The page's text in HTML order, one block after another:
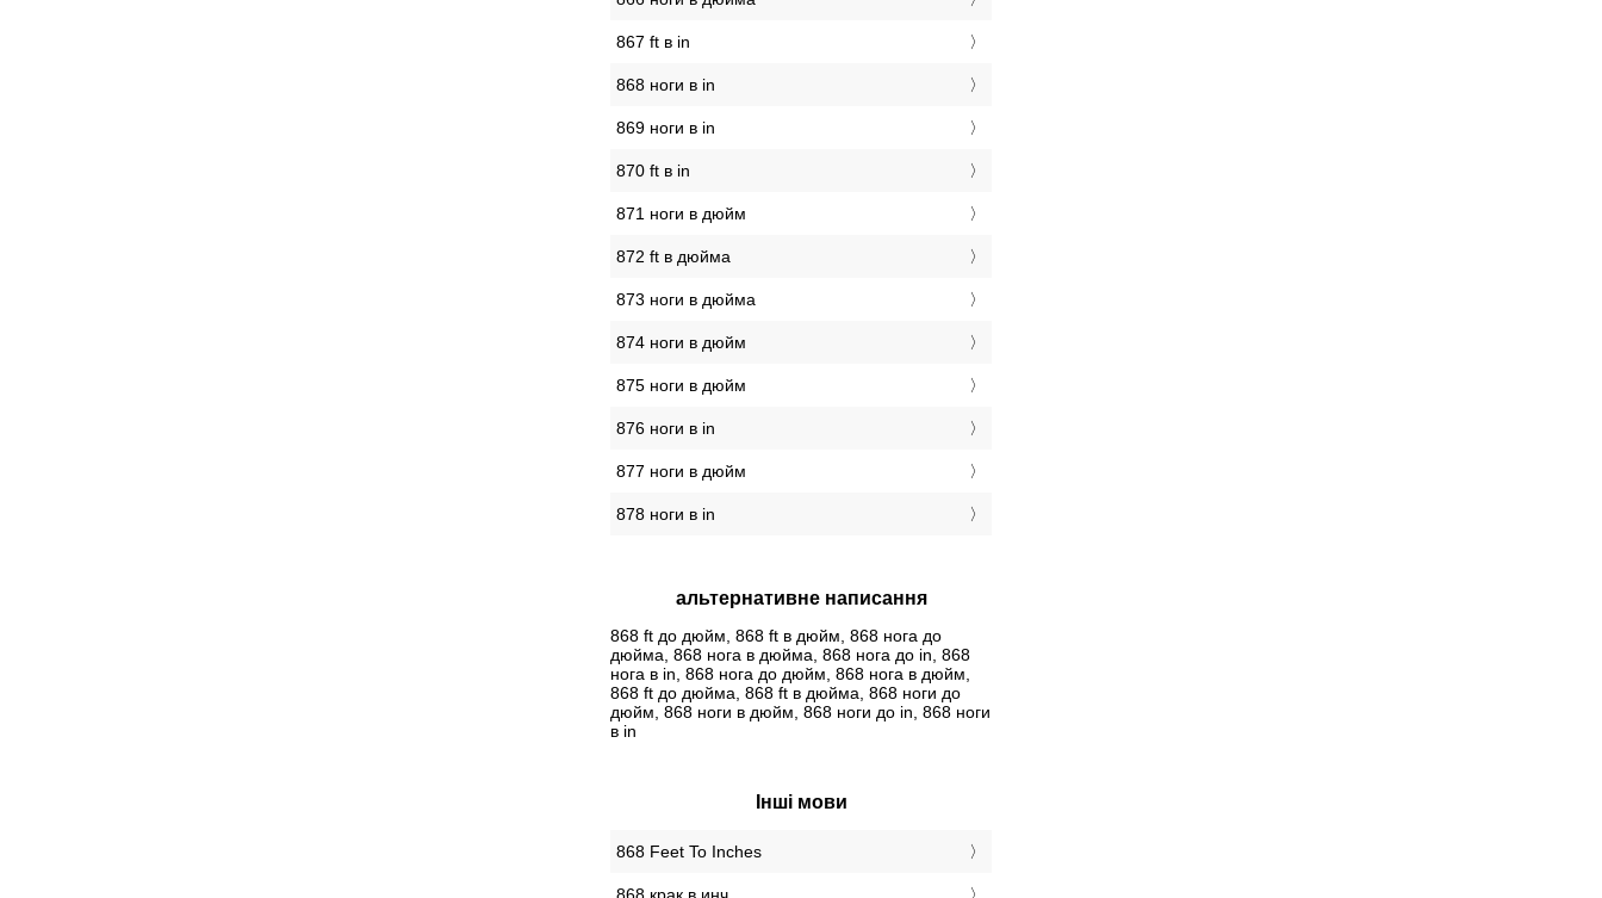
867 ft в in
868 ноги в in
869 ноги в in
870 ft в in
871 ноги в дюйм
872 ft в дюйма
873 ноги в дюйма
874 ноги в дюйм
875 ноги в дюйм
876 ноги в in
877 ноги в дюйм
878 ноги в in
альтернативне написання
868 ft до дюйм, 868 ft в дюйм, 868 нога до
дюйма, 868 нога в дюйма, 868 нога до in, 868
нога в in, 868 нога до дюйм, 868 нога в дюйм,
868 ft до дюйма, 868 ft в дюйма, 868 ноги до
дюйм, 868 ноги в дюйм, 868 ноги до in, 868 ноги
в in
Інші мови
‎868 Feet To Inches